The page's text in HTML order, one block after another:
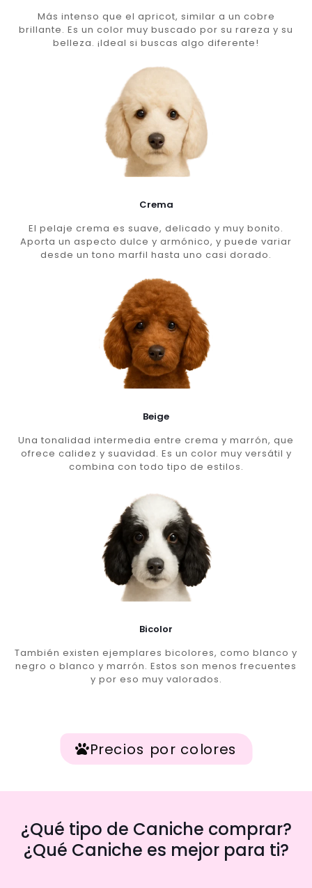
Más intenso que el apricot, similar a un cobre
brillante. Es un color muy buscado por su rareza y su
belleza. ¡Ideal si buscas algo diferente!
Crema
El pelaje crema es suave, delicado y muy bonito.
Aporta un aspecto dulce y armónico, y puede variar
desde un tono marfil hasta uno casi dorado.
Beige
Una tonalidad intermedia entre crema y marrón, que
ofrece calidez y suavidad. Es un color muy versátil y
combina con todo tipo de estilos.
Bicolor
También existen ejemplares bicolores, como blanco y
negro o blanco y marrón. Estos son menos frecuentes
y por eso muy valorados.
Precios por colores
¿Qué tipo de Caniche comprar?
¿Qué Caniche es mejor para ti?